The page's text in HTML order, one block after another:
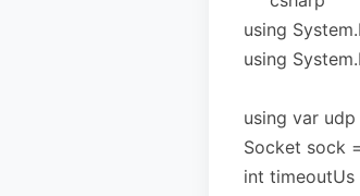
using
using
using var
Socket sock
int timeoutUs